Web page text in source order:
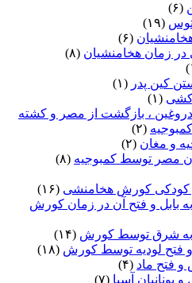
(۶)
(۱۹)
(۶)
در زمان هخامنشیان (۸)
کین پدر (۱)
کشی (۱)
دروغین ، بازگشت از مصر و کشته
(۲)
و مغان (۲)
مصر توسط کمبوجیه (۸)
کودکی کورش هخامنشی (۱۶)
بابل و فتح آن در زمان کورش
به شرق توسط کورش (۱۴)
فتح لودیه توسط کورش (۱۸)
فتح ماد (۴)
یونانیان آسیا (۷)